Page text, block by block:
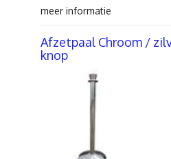
meer informatie
Afzetpaal Chroom /
knop